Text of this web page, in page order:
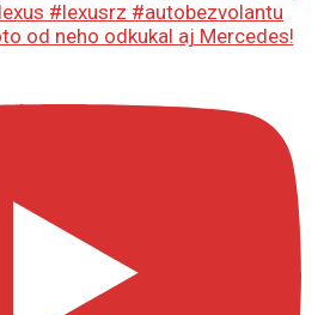
od neho odkukal aj Mercedes!